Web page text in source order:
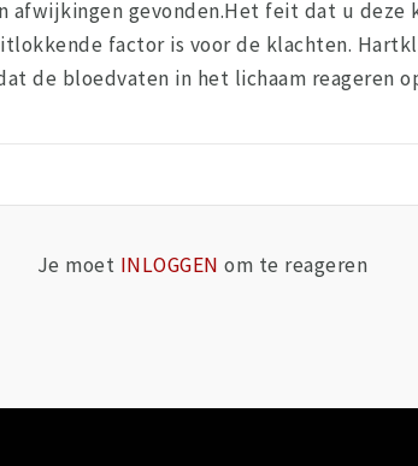
afwijkingen gevonden.Het feit dat u
factor is voor de klachten.
de bloedvaten in het lichaam reageren
Je moet INLOGGEN om te reageren